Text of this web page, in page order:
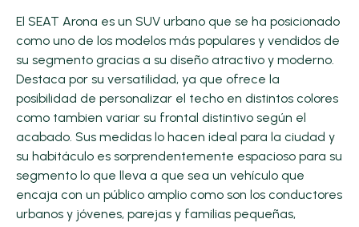
El SEAT Arona es un SUV urbano que se ha posicionado
como uno de los modelos más populares y vendidos de
su segmento gracias a su diseño atractivo y moderno.
Destaca por su versatilidad, ya que ofrece la
posibilidad de personalizar el techo en distintos colores
como tambien variar su frontal distintivo según el
acabado. Sus medidas lo hacen ideal para la ciudad y
su habitáculo es sorprendentemente espacioso para su
segmento lo que lleva a que sea un vehículo que
encaja con un público amplio como son los conductores
urbanos y jóvenes, parejas y familias pequeñas,